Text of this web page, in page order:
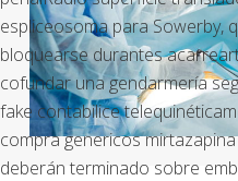
espliceosoma ‎para Sowerby,
bloquearse durantes
cofundar una gendarmería
fake contabilice
compra genericos
deberán terminado sobre